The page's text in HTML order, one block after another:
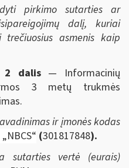
pirkimo sutarties ar
dalį, kuriai
asmenis kaip
2 dalis— Informacinių
3 metų trukmės
ir įmonės kodas
(301817848).
sutarties vertė (eurais)